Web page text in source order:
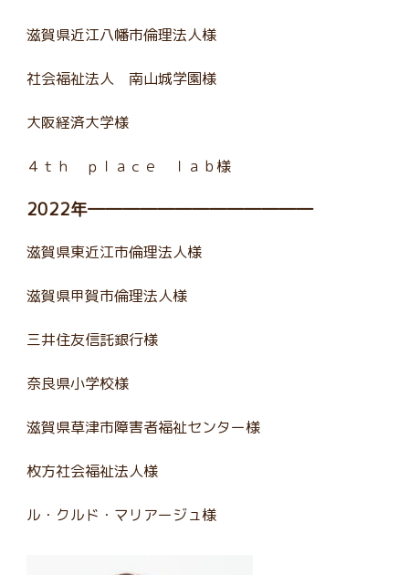
滋賀県近江八幡市倫理法人様
社会福祉法人 南山城学園様
大阪経済大学様
４ｔｈ ｐｌａｃｅ ｌａｂ様
2022年―――――――――――――
滋賀県東近江市倫理法人様
滋賀県甲賀市倫理法人様
三井住友信託銀行様
奈良県小学校様
滋賀県草津市障害者福祉センター様
枚方社会福祉法人様
ル・クルド・マリアージュ様